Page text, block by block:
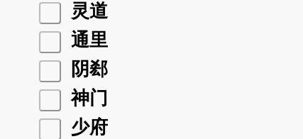
灵道
通里
阴郄
神门
少府